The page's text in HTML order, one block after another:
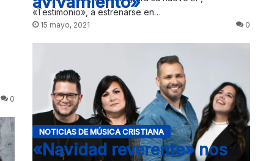
«Testimonio», a estrenarse en…
15 mayo, 2021 0
0
NOTICIAS DE MÚSICA CRISTIANA
«Navidad reverente» nos